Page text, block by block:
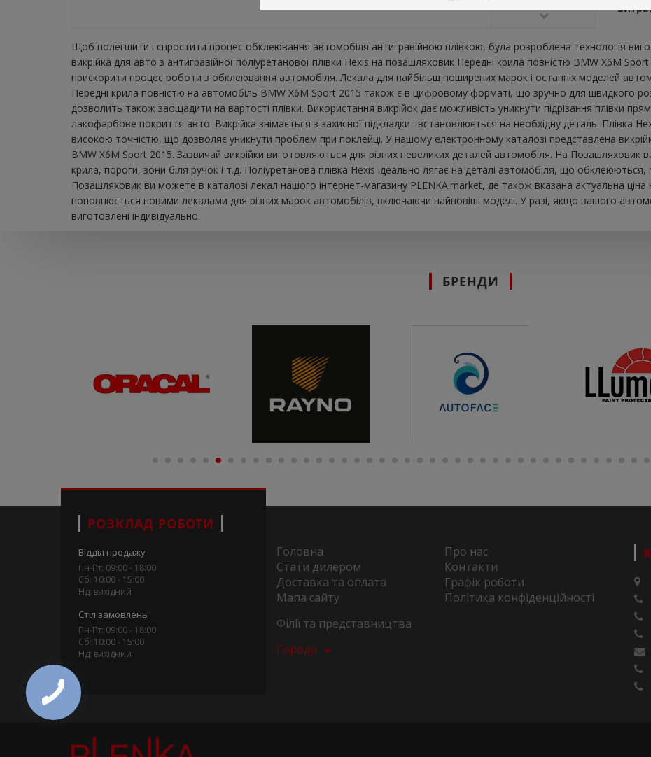
Щоб полегшити і спростити процес обклеювання автомобіля антигравійною плівкою, була розроблена технологія
викрійка для авто з антигравійної поліуретанової плівки Hexis на позашляховик Передні крила повністю BMW X6M
прискорити процес роботи з обклеювання автомобіля. Лекала для найбільш поширених марок і останніх моделей
Передні крила повністю на автомобіль BMW X6M Sport 2015 також є в цифровому форматі, що зручно для швидкого
дозволить також заощадити на вартості плівки. Використання викрійок дає можливість уникнути підрізання плівки
лакофарбове покриття авто. Викрійка знімається з захисної підкладки і встановлюється на необхідну деталь. Плівка
високою точністю, що дозволяє уникнути проблем при поклейці. У нашому електронному каталозі представлена
BMW X6M Sport 2015. Зазвичай викрійки виготовляються для різних невеликих деталей автомобіля. На Позашляховик
крила, пороги, зони біля ручок і т.д. Поліуретанова плівка Hexis ідеально лягає на деталі автомобіля, що
Позашляховик ви можете в каталозі лекал нашого інтернет-магазину PLENKA.market, де також вказана актуальна ціна
поповнюється новими лекалами для різних марок автомобілів, включаючи найновіші моделі. У разі, якщо вашого
виготовлені індивідуально.
БРЕНДИ
РОЗКЛАД РОБОТИ
Відділ продажу
Пн-Пт: 09:00 - 18:00
Сб: 10:00 - 15:00
Нд: вихідний
Стіл замовлень
Пн-Пт: 09:00 - 18:00
Сб: 10:00 - 15:00
Нд: вихідний
Головна
Про нас
Стати дилером
Контакти
Доставка та оплата
Графік роботи
Мапа сайту
Політика конфіденційності
Філії та представництва
Города